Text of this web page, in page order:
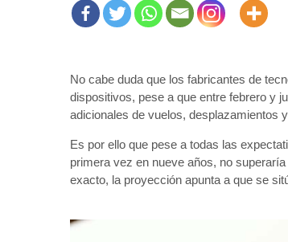
No cabe duda que los fabricantes de
dispositivos, pese a que entre febrero y
adicionales de vuelos, desplazamientos
Es por ello que pese a todas las
primera vez en nueve años, no
exacto, la proyección apunta a que se